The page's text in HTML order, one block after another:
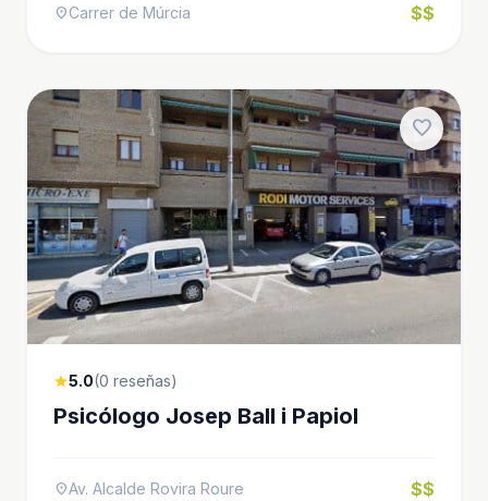
location_onCarrer de Múrcia $$
favorite
star5.0(0 reseñas)
Psicólogo Josep Ball i Papiol
location_onAv. Alcalde Rovira Roure $$